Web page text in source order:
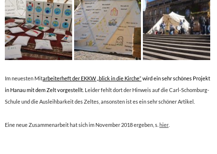
Im neuesten Mitarbeiterheft der EKKW „blick in die Kirche“ wird ein sehr schönes Projekt
in Hanau mit dem Zelt vorgestellt . Leider fehlt dort der Hinweis auf die Carl-Schomburg-
Schule und die Ausleihbarkeit des Zeltes, ansonsten ist es ein sehr schöner Artikel.
Eine neue Zusammenarbeit hat sich im November 2018 ergeben, s. hier